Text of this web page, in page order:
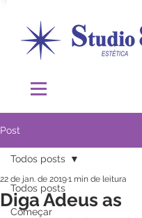
Post
Todos posts
Começar
Todos posts
Diga Adeus as
22 de jan. de 20191 min de leitura